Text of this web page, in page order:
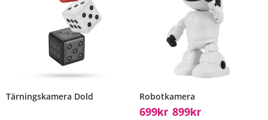
Tärningskamera Dold Robotkamera
699Kr 899Kr